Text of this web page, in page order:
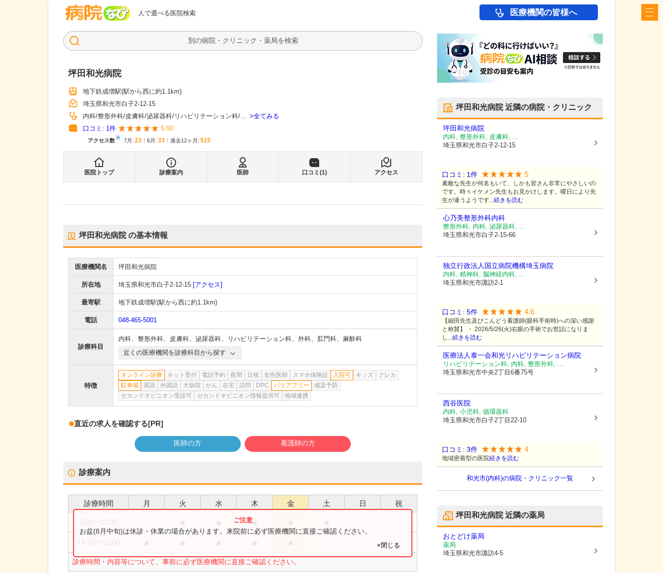
人で選べる医院検索
病院なび 医療機関の皆様へ
検索
坪田和光病院
地下鉄成増駅(駅から西に約1.1km)
埼玉県和光市白子2-12-15
内科 整形外科 皮膚科 泌尿器科 リハビリテーション科 ...
全てみる
口コミ: 1件 5.00
アクセス数※ 7月 : 23 6月 : 33 過去12ヶ月: 515
医院トップ 診療案内 医師 口コミ(1) アクセス
坪田和光病院の基本情報
医療機関名 坪田和光病院
所在地 埼玉県和光市白子2-12-15 [アクセス]
最寄駅 地下鉄成増駅(駅から西に約1.1km)
電話 048-465-5001
診療科目
内科、 整形外科、 皮膚科、 泌尿器科、 リハビリテーション科、 外科、 肛門科、 麻酔科
近くの医療機関を診療科目から探す
特徴
オンライン診療 ネット受付 電話予約 夜間 日祝 女性医師 スマホ保険証 入院可 キッズ
クレカ
駐車場
英語 外国語 大病院 がん 在宅 訪問 DPC バリアフリー
感染予防
セカンドオピニオン受診可
セカンドオピニオン情報提供可 地域連携
直近の求人を確認する[PR]
医師の方 看護師の方
診療案内
診療時間 月 火 水 木 金 土 日 祝
●
診療時間・内容等について、事前に必ず医療機関に直接ご確認ください。
お盆(8月中旬)は休診・休業の場合があります。来院前に必ず医療機関に直接ご確認ください。
×閉じる
坪田和光病院近隣の病院・クリニック
坪田和光病院
内科, 整形外科, 皮膚科, ...
埼玉県和光市白子2-12-15
口コミ: 1件 5
素敵な先生が何名もいて、しかも皆さん非常にやさしいの
です。時々イケメン先生もお見かけします。曜日により先
生が違うようです...続きを読む
心乃美整形外科内科
整形外科, 内科, 泌尿器科, ...
埼玉県和光市白子2-15-66
独立行政法人国立病院機構埼玉病院
内科, 精神科, 脳神経内科, ...
埼玉県和光市諏訪2-1
口コミ: 5件 4.6
【細田先生及びこんどう看護師(眼科手術時)への深い感謝
と称賛】 ・ 2026/5/26(火)右眼の手術でお世話になりま
し...続きを読む
医療法人泰一会和光リハビリテーション病院
リハビリテーション科, 内科, 整形外科, ...
埼玉県和光市中央2丁目6番75号
西谷医院
内科, 小児科, 循環器科
埼玉県和光市白子2丁目22-10
口コミ: 3件 4
地域密着型の医院続きを読む
和光市(内科)の病院・クリニック一覧
坪田和光病院近隣の薬局
おとどけ薬局
薬局
埼玉県和光市諏訪4-5